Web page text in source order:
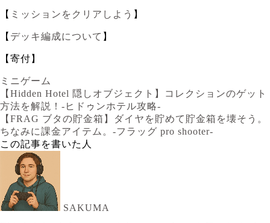
【 ミッションをクリアしよう 】
【 デッキ編成について 】
【寄付】
ミニゲーム
【Hidden Hotel 隠しオブジェクト】コレクションのゲット
方法を解説！-ヒドゥンホテル攻略-
【FRAG ブタの貯金箱】ダイヤを貯めて貯金箱を壊そう。
ちなみに課金アイテム。-フラッグ pro shooter-
この記事を書いた人
SAKUMA